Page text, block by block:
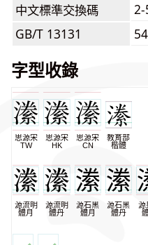
中文標準交換碼
2-
GB/T 13131
字型收錄
思源宋
TW
思源宋
HK
思源宋
CN
教育部
楷體
源流明
體月
源流明
體丹
源石黑
體月
源石黑
體丹
源